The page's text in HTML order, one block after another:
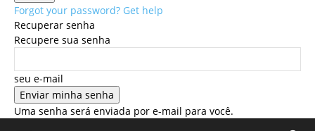
Forgot your password? Get help
Recuperar senha
Recupere sua senha
seu e-mail
Uma senha será enviada por e-mail para você.